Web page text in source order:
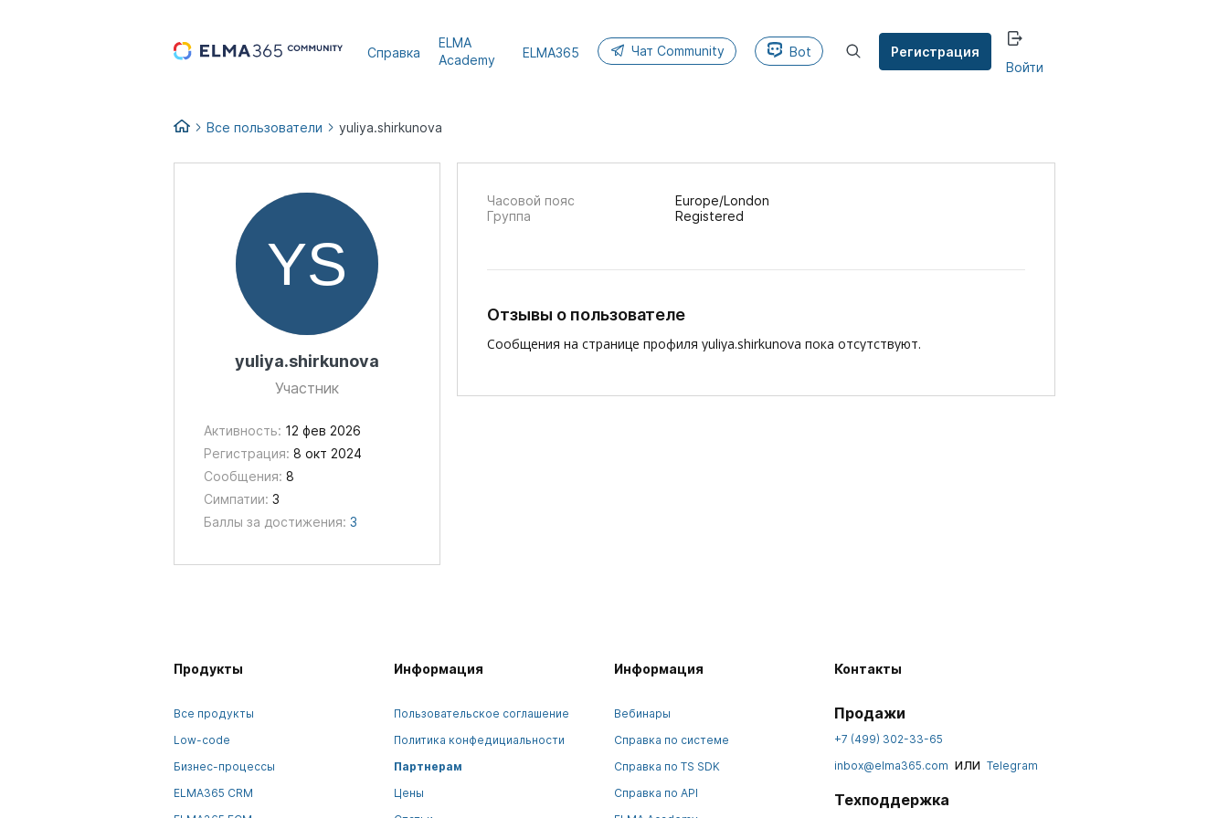
Справка
ELMA
Academy
ELMA365 Чат Community Bot
Регистрация
Войти
Все пользователи yuliya.shirkunova
yuliya.shirkunova
Участник
Активность: 12 фев 2026
Регистрация: 8 окт 2024
Сообщения: 8
Симпатии: 3
Баллы за достижения: 3
Часовой пояс
Europe/London
Группа
Registered
Отзывы о пользователе
Сообщения на странице профиля yuliya.shirkunova пока отсутствуют.
Продукты
Все продукты
Low-code
Бизнес-процессы
ELMA365 CRM
Информация
Пользовательское соглашение
Политика конфедициальности
Партнерам
Цены
Информация
Вебинары
Справка по системе
Справка по TS SDK
Справка по API
Контакты
Продажи
+7 (499) 302-33-65
inbox@elma365.com или Telegram
Техподдержка